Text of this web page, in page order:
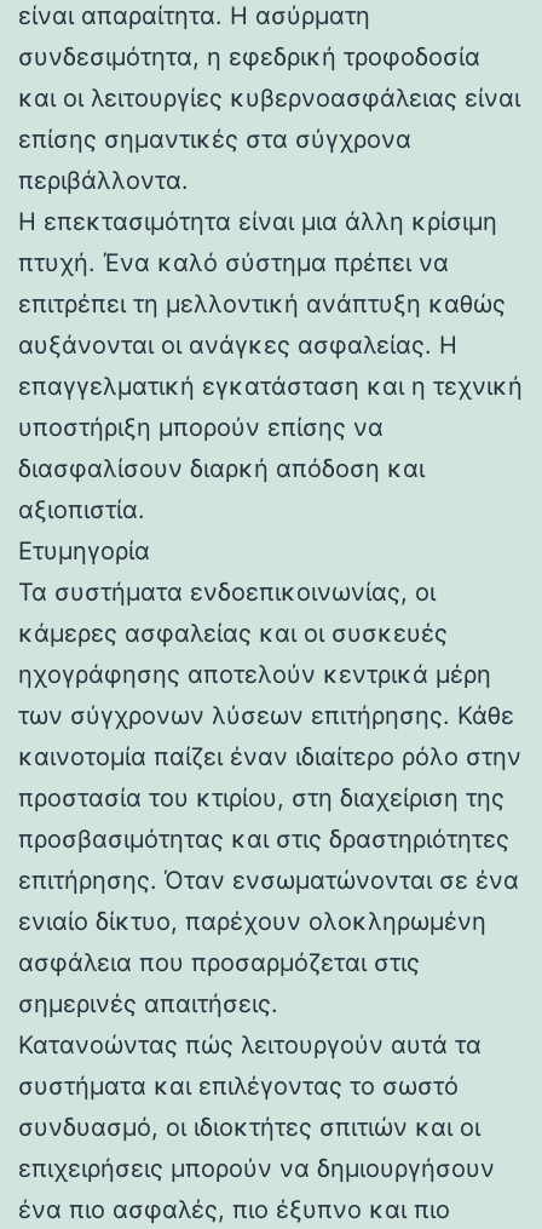
είναι απαραίτητα. Η ασύρματη
συνδεσιμότητα, η εφεδρική τροφοδοσία
και οι λειτουργίες κυβερνοασφάλειας είναι
επίσης σημαντικές στα σύγχρονα
περιβάλλοντα.
Η επεκτασιμότητα είναι μια άλλη κρίσιμη
πτυχή. Ένα καλό σύστημα πρέπει να
επιτρέπει τη μελλοντική ανάπτυξη καθώς
αυξάνονται οι ανάγκες ασφαλείας. Η
επαγγελματική εγκατάσταση και η τεχνική
υποστήριξη μπορούν επίσης να
διασφαλίσουν διαρκή απόδοση και
αξιοπιστία.
Ετυμηγορία
Τα συστήματα ενδοεπικοινωνίας, οι
κάμερες ασφαλείας και οι συσκευές
ηχογράφησης αποτελούν κεντρικά μέρη
των σύγχρονων λύσεων επιτήρησης. Κάθε
καινοτομία παίζει έναν ιδιαίτερο ρόλο στην
προστασία του κτιρίου, στη διαχείριση της
προσβασιμότητας και στις δραστηριότητες
επιτήρησης. Όταν ενσωματώνονται σε ένα
ενιαίο δίκτυο, παρέχουν ολοκληρωμένη
ασφάλεια που προσαρμόζεται στις
σημερινές απαιτήσεις.
Κατανοώντας πώς λειτουργούν αυτά τα
συστήματα και επιλέγοντας το σωστό
συνδυασμό, οι ιδιοκτήτες σπιτιών και οι
επιχειρήσεις μπορούν να δημιουργήσουν
ένα πιο ασφαλές, πιο έξυπνο και πιο